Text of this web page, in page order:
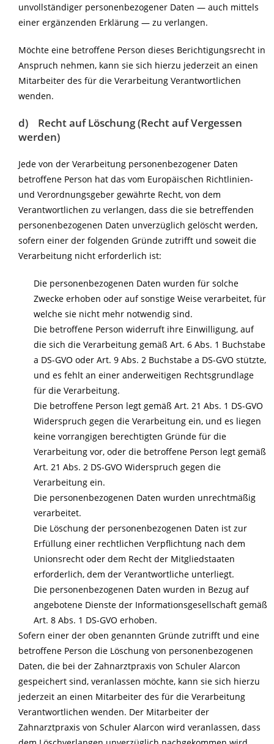
unvollständiger personenbezogener Daten — auch mittels
einer ergänzenden Erklärung — zu verlangen.
Möchte eine betroffene Person dieses Berichtigungsrecht in
Anspruch nehmen, kann sie sich hierzu jederzeit an einen
Mitarbeiter des für die Verarbeitung Verantwortlichen
wenden.
d) Recht auf Löschung (Recht auf Vergessen
werden)
Jede von der Verarbeitung personenbezogener Daten
betroffene Person hat das vom Europäischen Richtlinien-
und Verordnungsgeber gewährte Recht, von dem
Verantwortlichen zu verlangen, dass die sie betreffenden
personenbezogenen Daten unverzüglich gelöscht werden,
sofern einer der folgenden Gründe zutrifft und soweit die
Verarbeitung nicht erforderlich ist:
Die personenbezogenen Daten wurden für solche
Zwecke erhoben oder auf sonstige Weise verarbeitet, für
welche sie nicht mehr notwendig sind.
Die betroffene Person widerruft ihre Einwilligung, auf
die sich die Verarbeitung gemäß Art. 6 Abs. 1 Buchstabe
a DS-GVO oder Art. 9 Abs. 2 Buchstabe a DS-GVO stützte,
und es fehlt an einer anderweitigen Rechtsgrundlage
für die Verarbeitung.
Die betroffene Person legt gemäß Art. 21 Abs. 1 DS-GVO
Widerspruch gegen die Verarbeitung ein, und es liegen
keine vorrangigen berechtigten Gründe für die
Verarbeitung vor, oder die betroffene Person legt gemäß
Art. 21 Abs. 2 DS-GVO Widerspruch gegen die
Verarbeitung ein.
Die personenbezogenen Daten wurden unrechtmäßig
verarbeitet.
Die Löschung der personenbezogenen Daten ist zur
Erfüllung einer rechtlichen Verpflichtung nach dem
Unionsrecht oder dem Recht der Mitgliedstaaten
erforderlich, dem der Verantwortliche unterliegt.
Die personenbezogenen Daten wurden in Bezug auf
angebotene Dienste der Informationsgesellschaft gemäß
Art. 8 Abs. 1 DS-GVO erhoben.
Sofern einer der oben genannten Gründe zutrifft und eine
betroffene Person die Löschung von personenbezogenen
Daten, die bei der Zahnarztpraxis von Schuler Alarcon
gespeichert sind, veranlassen möchte, kann sie sich hierzu
jederzeit an einen Mitarbeiter des für die Verarbeitung
Verantwortlichen wenden. Der Mitarbeiter der
Zahnarztpraxis von Schuler Alarcon wird veranlassen, dass